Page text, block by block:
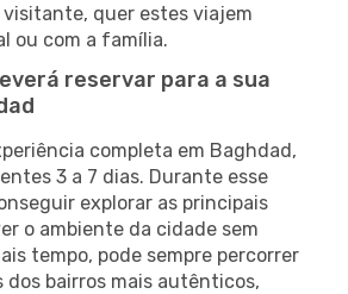
quer estes viajem
ou com a família.
reservar para a sua
completa em Baghdad,
3 a 7 dias. Durante esse
explorar as principais
o ambiente da cidade sem
tempo, pode sempre percorrer
dos bairros mais autênticos,